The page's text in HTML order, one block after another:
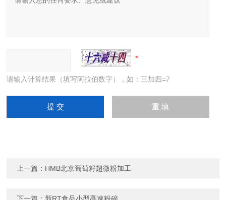
请输入计算结果（填写阿拉伯数字），如：三加四=7
上一篇： HMB北京葡萄籽超微粉加工